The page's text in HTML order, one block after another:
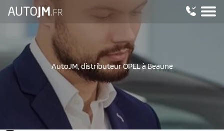
AutoJM, distributeur OPEL à Beaune